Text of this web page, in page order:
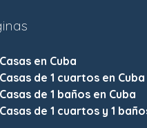
Casas en Cuba
Casas de 1 cuartos en Cuba
Casas de 1 baños en Cuba
Casas de 1 cuartos y 1